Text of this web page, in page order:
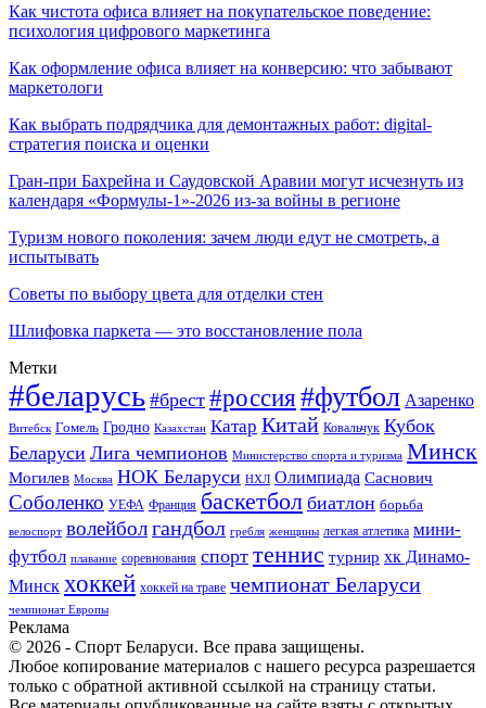
Как чистота офиса влияет на покупательское поведение:
психология цифрового маркетинга
Как оформление офиса влияет на конверсию: что забывают
маркетологи
Как выбрать подрядчика для демонтажных работ: digital-
стратегия поиска и оценки
Гран-при Бахрейна и Саудовской Аравии могут исчезнуть из
календаря «Формулы-1»-2026 из-за войны в регионе
Туризм нового поколения: зачем люди едут не смотреть, а
испытывать
Советы по выбору цвета для отделки стен
Шлифовка паркета — это восстановление пола
Метки
#беларусь #брест #россия#футбол Азаренко
Витебск Гомель Гродно Казахстан Катар Китай Ковальчук Кубок
Беларуси Лига чемпионов Министерство спорта и туризма Минск
Могилев Москва НОК Беларуси НХЛ Олимпиада Саснович
Соболенко УЕФА Франция баскетбол биатлон борьба
велоспорт волейболгандбол гребля женщины легкая атлетика мини-
футбол плавание соревнования спорт теннис турнир хк Динамо-
Минск хоккей хоккей на траве чемпионат Беларуси
чемпионат Европы
Реклама
© 2026 - Спорт Беларуси. Все права защищены.
Любое копирование материалов с нашего ресурса разрешается
только с обратной активной ссылкой на страницу статьи.